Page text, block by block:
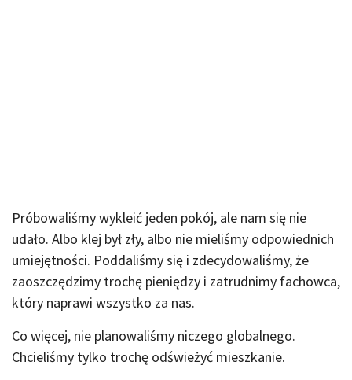
Próbowaliśmy wykleić jeden pokój, ale nam się nie
udało. Albo klej był zły, albo nie mieliśmy odpowiednich
umiejętności. Poddaliśmy się i zdecydowaliśmy, że
zaoszczędzimy trochę pieniędzy i zatrudnimy fachowca,
który naprawi wszystko za nas.
Co więcej, nie planowaliśmy niczego globalnego.
Chcieliśmy tylko trochę odświeżyć mieszkanie.